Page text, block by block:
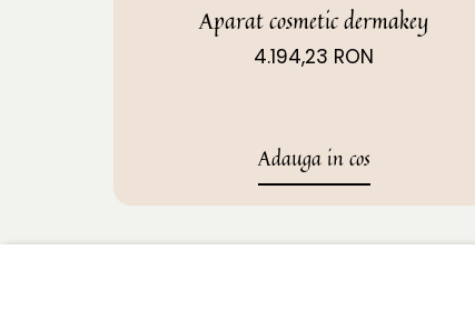
Aparat cosmetic dermakey
4.194,23 RON
Adauga in cos